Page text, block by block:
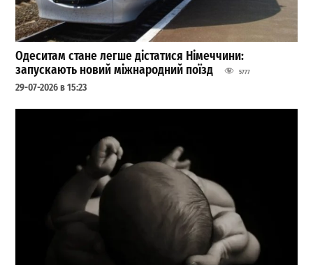
Одеситам стане легше дістатися Німеччини:
запускають новий міжнародний поїзд
5777
29-07-2026 в 15:23